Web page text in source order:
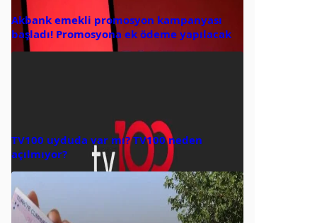
Akbank emekli promosyon kampanyası
başladı! Promosyona ek ödeme yapılacak
TV100 uyduda var mı? TV100 neden
açılmıyor?